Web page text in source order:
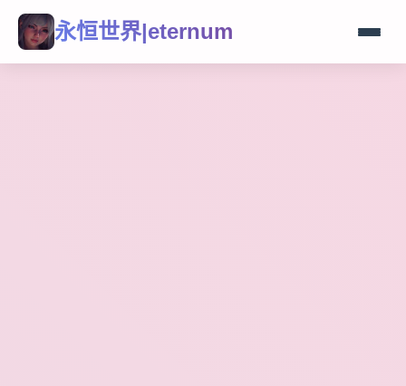
永恒世界|eternum